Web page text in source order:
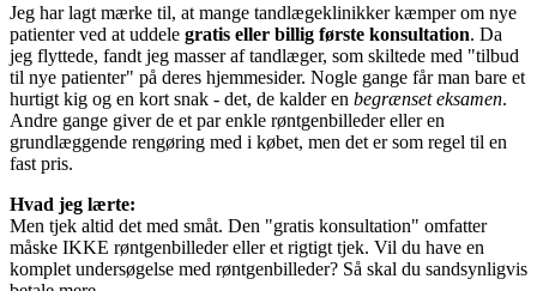
Jeg har lagt mærke til, at mange tandlægeklinikker kæmper om nye
patienter ved at uddele gratis eller billig første konsultation. Da
jeg flyttede, fandt jeg masser af tandlæger, som skiltede med "tilbud
til nye patienter" på deres hjemmesider. Nogle gange får man bare et
hurtigt kig og en kort snak - det, de kalder en begrænset eksamen.
Andre gange giver de et par enkle røntgenbilleder eller en
grundlæggende rengøring med i købet, men det er som regel til en
fast pris.
Hvad jeg lærte:
Men tjek altid det med småt. Den "gratis konsultation" omfatter
måske IKKE røntgenbilleder eller et rigtigt tjek. Vil du have en
komplet undersøgelse med røntgenbilleder? Så skal du sandsynligvis